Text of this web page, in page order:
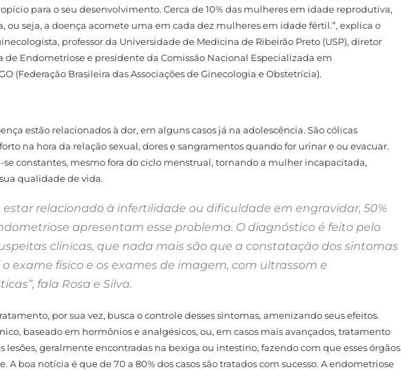
para o seu desenvolvimento. Cerca de 10% das mulheres em idade reprodutiva,
ou seja, a doença acomete uma em cada dez mulheres em idade fértil.”, explica o
professor da Universidade de Medicina de Ribeirão Preto (USP), diretor
de Endometriose e presidente da Comissão Nacional Especializada em
(Federação Brasileira das Associações de Ginecologia e Obstetrícia).
estão relacionados à dor, em alguns casos já na adolescência. São cólicas
na hora da relação sexual, dores e sangramentos quando for urinar e ou evacuar.
se constantes, mesmo fora do ciclo menstrual, tornando a mulher incapacitada,
qualidade de vida.
estar relacionado à infertilidade ou dificuldade em engravidar, 50%
apresentam esse problema. O diagnóstico é feito pelo
clínicas, que nada mais são que a constatação dos sintomas
exame físico e os exames de imagem, com ultrassom e
fala Rosa e Silva.
por sua vez, busca o controle desses sintomas, amenizando seus efeitos.
baseado em hormônios e analgésicos, ou, em casos mais avançados, tratamento
lesões, geralmente encontradas na bexiga ou intestino, fazendo com que esses órgãos
boa notícia é que de 70 a 80% dos casos são tratados com sucesso. A endometriose